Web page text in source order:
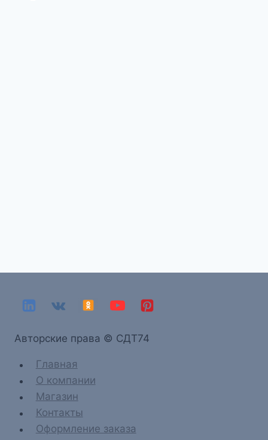
Aвторские права © СДТ74
Главная
О компании
Магазин
Контакты
Оформление заказа